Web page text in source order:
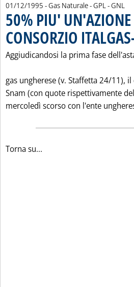
01/12/1995 - Gas Naturale - GPL - GNL
50% PIU' UN'AZIONE
CONSORZIO
Aggiudicandosi la prima fase
gas ungherese (v. Staffetta 24/11),
Snam (con quote rispettivamente
mercoledì scorso con l'ente
Torna su...